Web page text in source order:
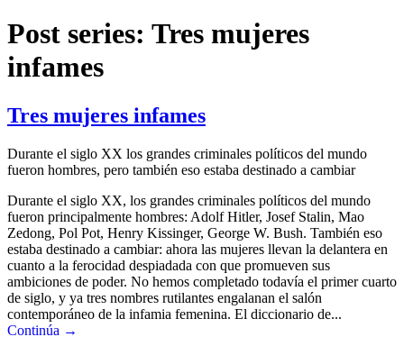
Post series: Tres mujeres
infames
Tres mujeres infames
Durante el siglo XX los grandes criminales políticos del mundo
fueron hombres, pero también eso estaba destinado a cambiar
Durante el siglo XX, los grandes criminales políticos del mundo
fueron principalmente hombres: Adolf Hitler, Josef Stalin, Mao
Zedong, Pol Pot, Henry Kissinger, George W. Bush. También eso
estaba destinado a cambiar: ahora las mujeres llevan la delantera en
cuanto a la ferocidad despiadada con que promueven sus
ambiciones de poder. No hemos completado todavía el primer cuarto
de siglo, y ya tres nombres rutilantes engalanan el salón
contemporáneo de la infamia femenina. El diccionario de...
Continúa →